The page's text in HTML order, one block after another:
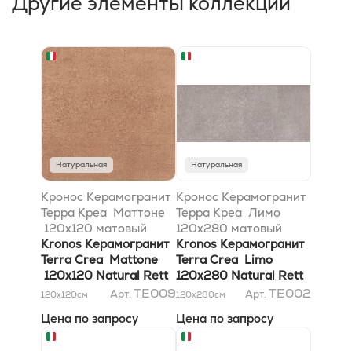
Натуральная
Кронос Керамогранит
Терра Креа Маттоне
120x120 матовый
Ретт 10 mm
Kronos Керамогранит
Terra Crea Mattone
120x120 Natural Rett
10 mm
120x120см Арт. TE009
Цена по запросу
Натуральная
Кронос Керамогранит
Терра Креа Лимо
120x280 матовый
Ретт 6 mm
Kronos Керамогранит
Terra Crea Limo
120x280 Natural Rett
6 mm
120x280см Арт. TE002
Цена по запросу